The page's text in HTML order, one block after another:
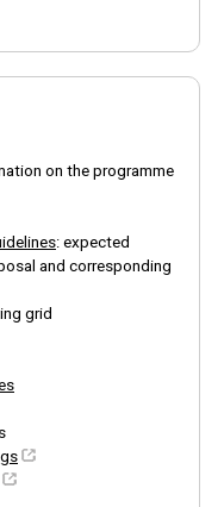
on the programme
: expected
and corresponding
grid